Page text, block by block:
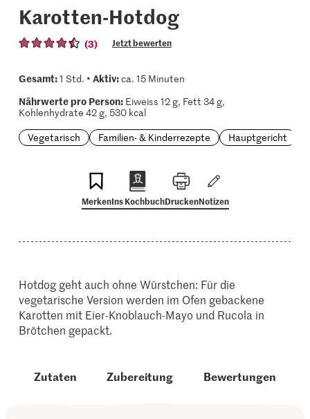
Karotten-Hotdog
(3) Jetzt bewerten
Gesamt:1 Std. • Aktiv:ca. 15 Minuten
Nährwerte pro Person:Eiweiss 12 g, Fett 34 g,
Kohlenhydrate 42 g, 530 kcal
Vegetarisch
Familien- & Kinderrezepte Hauptgericht
MerkenIns KochbuchDruckenNotizen
Hotdog geht auch ohne Würstchen: Für die
vegetarische Version werden im Ofen gebackene
Karotten mit Eier-Knoblauch-Mayo und Rucola in
Brötchen gepackt.
Zutaten Zubereitung Bewertungen